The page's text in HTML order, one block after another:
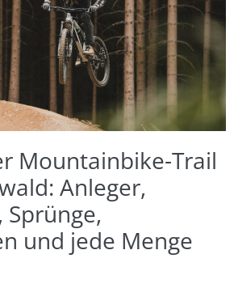
Mountainbike-Trail
Anleger,
und jede Menge